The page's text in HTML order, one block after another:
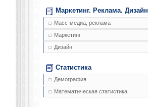
Маркетинг. Реклама. Дизайн
Масс-медиа, реклама
Маркетинг
Дизайн
Статистика
Демография
Математическая статистика